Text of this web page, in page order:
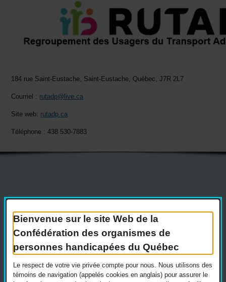
Bienvenue sur le site Web de la
Confédération des organismes de
personnes handicapées du Québec
Le respect de votre vie privée compte pour nous. Nous utilisons des
témoins de navigation (appelés cookies en anglais) pour assurer le
184 rue Saint-Eustache, Saint-Eustache, Québec, J7R 2L7
Courriel : rutadp@live.ca
Site web: rutadp.ca
Téléphone : 438 530-7883
Actualités Devenir membre
Nous joindre Nous recrutons
Réseaux sociaux
Guide sur l’accessibilité universelle FAQ